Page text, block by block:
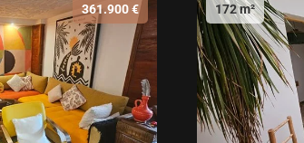
361.900 € 172 m²